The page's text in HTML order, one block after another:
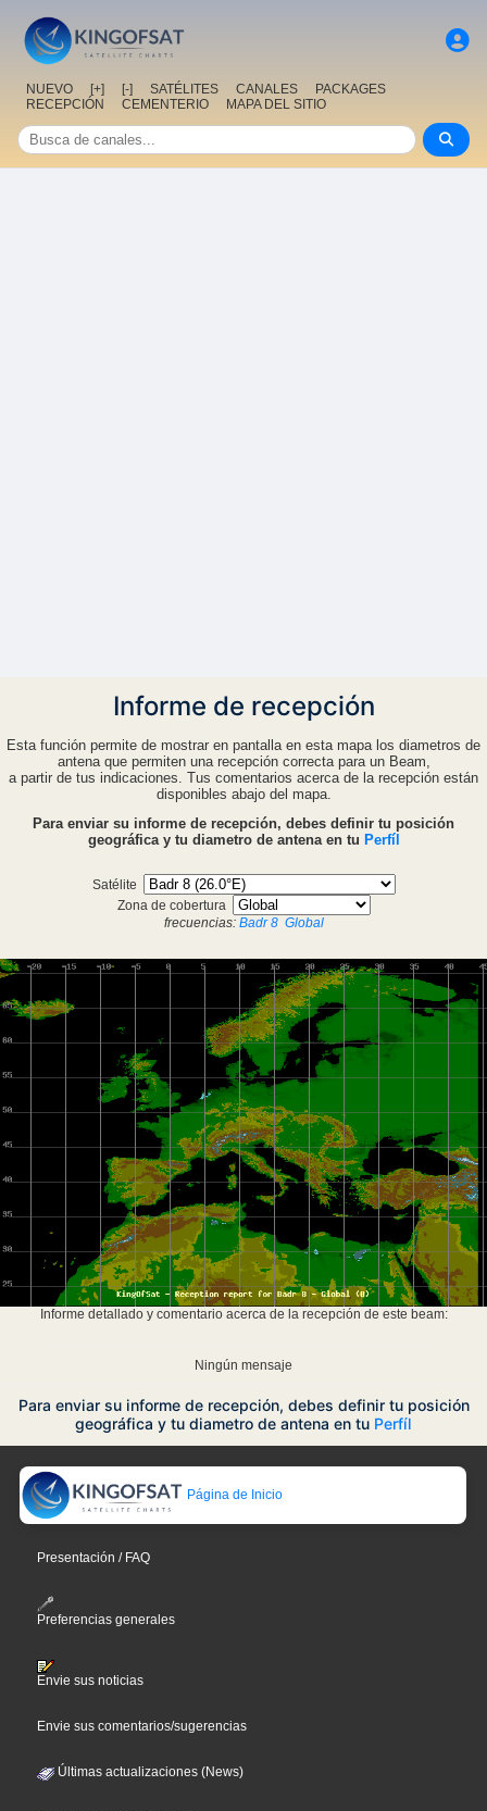
NUEVO [+] [-] SATÉLITES CANALES
PACKAGES
RECEPCIÓN
CEMENTERIO MAPA DEL SITIO
Informe de recepción
Esta función permite de mostrar en pantalla en esta mapa los diametros de
antena que permiten una recepción correcta para un Beam,
a partir de tus indicaciones. Tus comentarios acerca de la recepción están
disponibles abajo del mapa.
Para enviar su informe de recepción, debes definir tu posición
geográfica y tu diametro de antena en tu Perfíl
Satélite
Zona de cobertura
frecuencias: Badr 8 Global
Informe detallado y comentario acerca de la recepción de este beam:
Ningún mensaje
Para enviar su informe de recepción, debes definir tu posición
geográfica y tu diametro de antena en tu Perfíl
Página de Inicio
Presentación / FAQ
Preferencias generales
Envie sus noticias
Envie sus comentarios/sugerencias
Últimas actualizaciones (News)